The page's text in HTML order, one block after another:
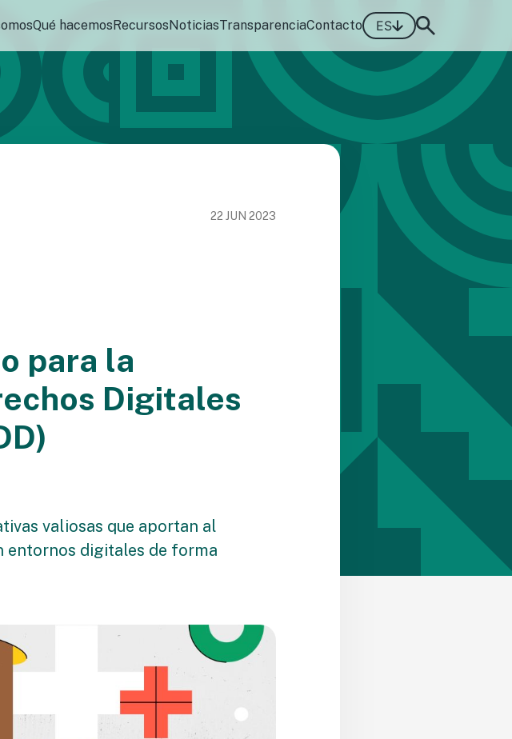
Qué hacemosRecursosNoticiasTransparenciaContacto ES
22 JUN 2023
para la
Digitales
valiosas que aportan al
entornos digitales de forma